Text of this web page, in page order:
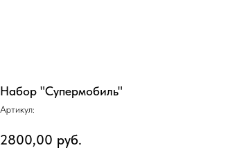
Набор "Супермобиль"
Артикул:
2800,00 руб.